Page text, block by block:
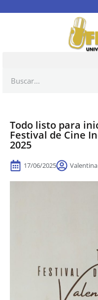
Todo listo para
Festival de Cine
2025
17/06/2025